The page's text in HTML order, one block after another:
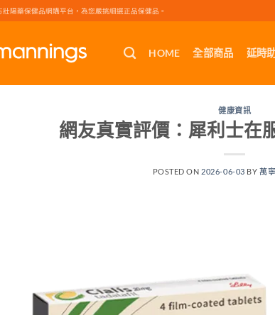
壯陽藥保健品網購平台，為您嚴挑細選正品保健品。
HOME 全部商品 延時
健康資訊
網友真實評價：犀利士在
POSTED ON 2026-06-03 BY萬